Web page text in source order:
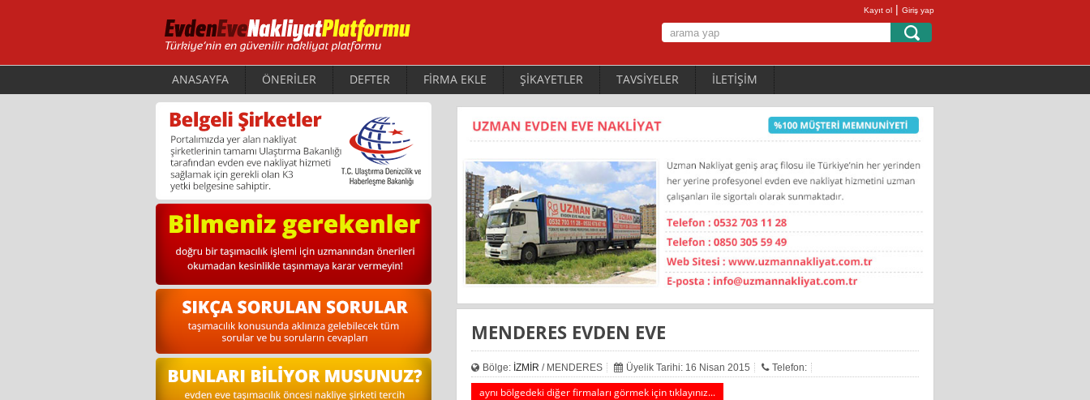
Kayıt ol | Giriş yap
ANASAYFA ÖNERİLER DEFTER FİRMA EKLE ŞİKAYETLER TAVSİYELER İLETİŞİM
MENDERES EVDEN EVE
Bölge: İZMİR / MENDERES Üyelik Tarihi: 16 Nisan 2015 Telefon:
aynı bölgedeki diğer firmaları görmek için tıklayınız...